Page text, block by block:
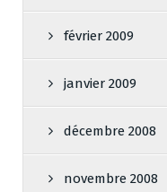
février 2009
janvier 2009
décembre 2008
novembre 2008